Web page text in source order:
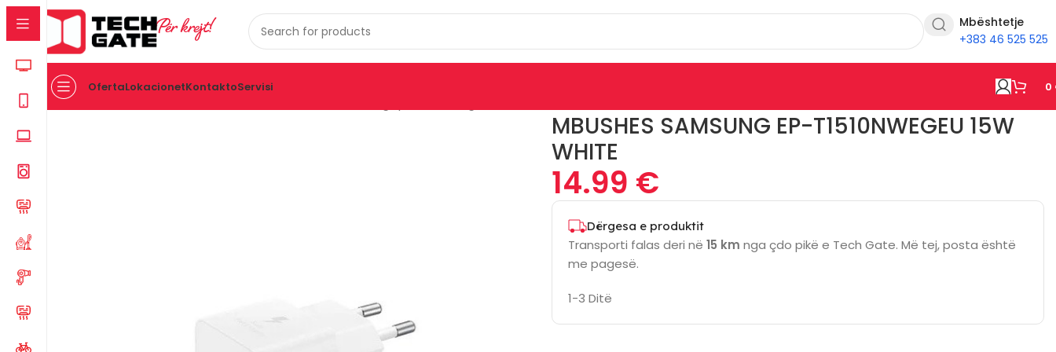
Për krejt!
Mbështetje
+383 46 525 525
OfertaLokacionetKontaktoServisi 0
Kreu
MBUSHES SAMSUNG EP-T1510NWEGEU 15W
WHITE
14.99 €
Dërgesa e produktit
Transporti falas deri në 15 km nga çdo pikë e Tech Gate. Më tej, posta është
me pagesë.
1-3 Ditë